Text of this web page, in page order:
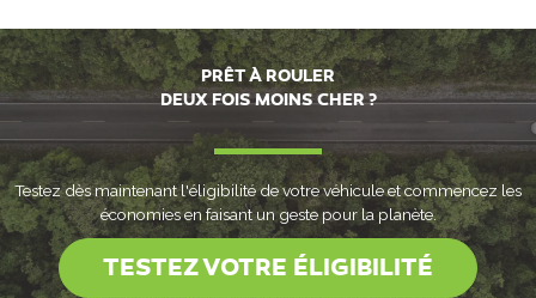
PRÊT À ROULER
DEUX FOIS MOINS CHER ?
Testez dès maintenant l'éligibilité de votre véhicule et commencez les
économies en faisant un geste pour la planète.
TESTEZ VOTRE ÉLIGIBILITÉ